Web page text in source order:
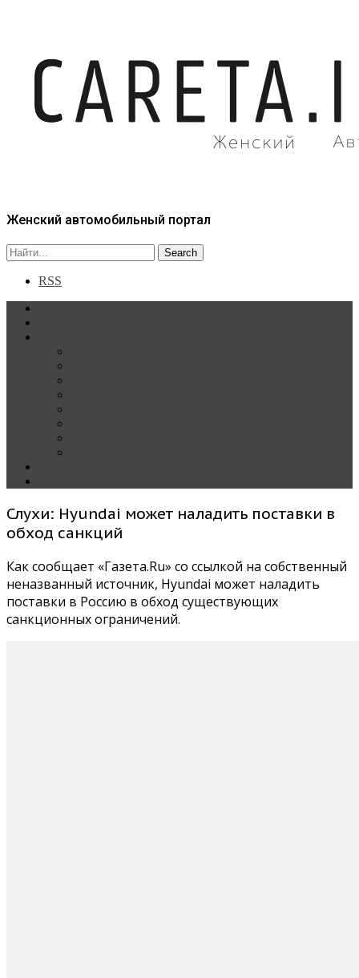
Женский автомобильный портал
RSS
Слухи: Hyundai может наладить поставки в
обход санкций
Как сообщает «Газета.Ru» со ссылкой на собственный
неназванный источник, Hyundai может наладить
поставки в Россию в обход существующих
санкционных ограничений.